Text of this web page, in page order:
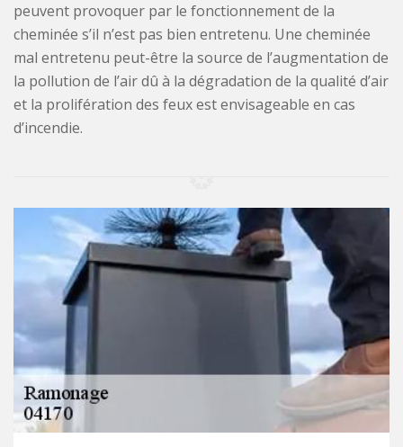
peuvent provoquer par le fonctionnement de la
cheminée s’il n’est pas bien entretenu. Une cheminée
mal entretenu peut-être la source de l’augmentation de
la pollution de l’air dû à la dégradation de la qualité d’air
et la prolifération des feux est envisageable en cas
d’incendie.